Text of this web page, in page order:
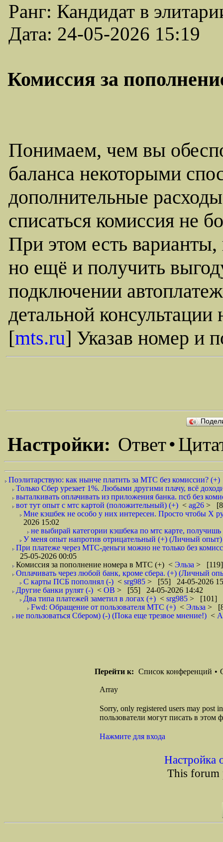
Ранг: Кандидат в
Дата: 24-05-2026 15:19
Комиссия за
Понимаем, чем вы
баланса некоторыми
дополнительные
списаться комиссия не
При этом есть варианты,
но ещё и получить
подключении
детальной
[mts.ru] Указав номер и
Настройки: Ответ•
Поэлитарствую: как нынче платить за МТС без комиссии? (+)
Только Сбер урезает 1%. Любыми другими плачу, всё
выталкивать оплачивать из приложения банка. псб без
вот тут опыт с мтс картой (положительный) (+) < ag26 >
Мне кэшбек не особо у них интересен. Просто чтобы Х
2026 15:02
не выбирай категории кэшбека по мтс карте,
У меня опыт напротив отрицательный (+) (Личный опыт)
При платеже через МТС-деньги можно не только без
25-05-2026 00:05
Комиссия за пополнение номера в МТС (+) < Эльза > [119]
Оплачивать через любой банк, кроме сбера. (+) (Личный
С карты ПСБ пополнял (-) < srg985 > [55] 24-05-2026
Другие банки рулят (-) < ОВ > [55] 24-05-2026 14:42
Два типа платежей заметил в логах (+) < srg985 > [101]
Fwd: Обращение от пользователя МТС (+) < Эльза >
не пользоваться Сбером) (-) (Пока еще трезвое мнение!) <
Перейти к: Список конференций •
Array
Sorry, only registered users may post
пользователи могут писать в этом
Нажмите для входа
Настройка
This